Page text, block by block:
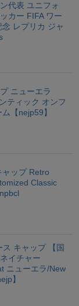
代表 ユニフォ
カー FIFA ワー
レプリカ ジャ
ニューエラ
ティック オンフ
【nejp59】
ップ Retro
Classic
キャップ 【国
イチャー
ニューエラ/New
】